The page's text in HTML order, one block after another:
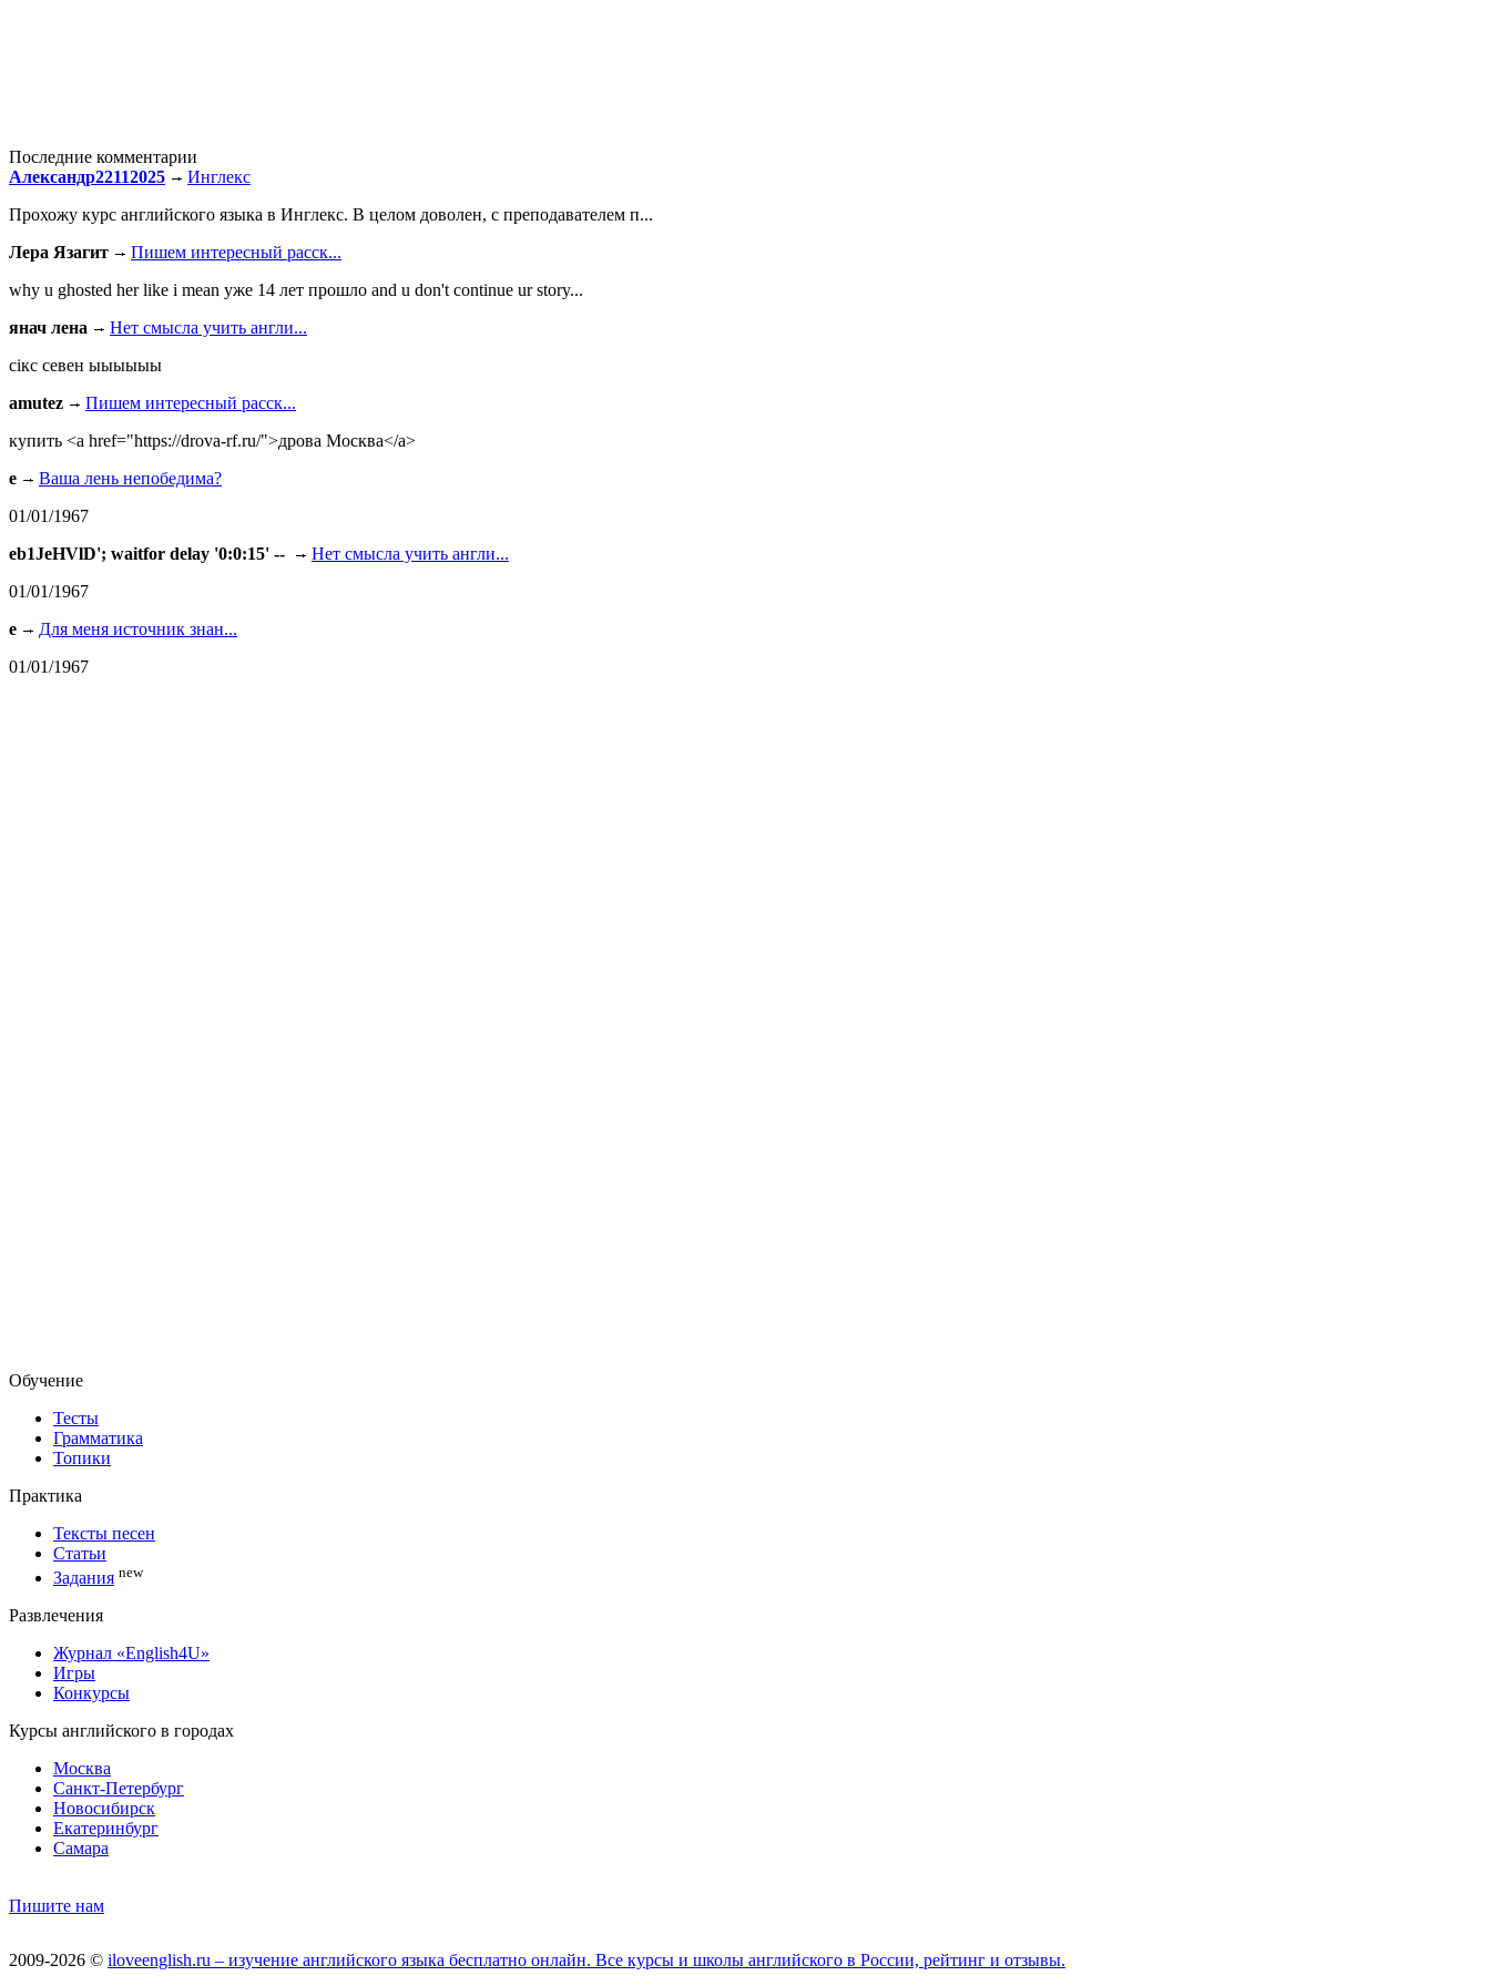
Последние комментарии
Александр22112025
Инглекс
Прохожу курс английского языка в Инглекс. В целом доволен, с преподавателем п...
Лера Язагит
Пишем интересный расск...
why u ghosted her like i mean уже 14 лет прошло and u don't continue ur story...
янач лена
Нет смысла учить англи...
сiкс севен ыыыыыы
amutez
Пишем интересный расск...
купить <a href="https://drova-rf.ru/">дрова Москва</a>
e
Ваша лень непобедима?
01/01/1967
eb1JeHVlD'; waitfor delay '0:0:15' --
Нет смысла учить англи...
01/01/1967
e
Для меня источник знан...
01/01/1967
Обучение
Тесты
Грамматика
Топики
Практика
Тексты песен
Статьи
Задания new
Развлечения
Журнал «English4U»
Игры
Конкурсы
Курсы английского в городах
Москва
Санкт-Петербург
Новосибирск
Екатеринбург
Самара
Пишите нам
2009-2026 © iloveenglish.ru – изучение английского языка бесплатно онлайн. Все курсы и школы английского в России, рейтинг и отзывы.